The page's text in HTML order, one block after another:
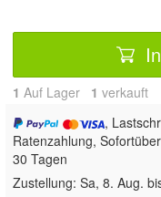
1 Auf Lager 1 verkauft
,
Ratenzahlung,
30 Tagen
Zustellung: Sa, 8. Aug.